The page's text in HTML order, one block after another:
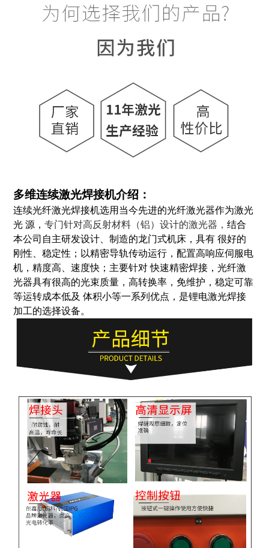
多维连续激光焊接机介绍：
连续光纤激光焊接机选用当今先进的光纤激光器作为激光
光 源，专门针对高反射材料（铝）设计的激光器，结合
本公司自主研发设计、制造的龙门式机床，具有 很好的
刚性、稳定性；以精密导轨传动运行，配置高响应伺服电
机，精度高、速度快；主要针对 快速精密焊接，光纤激
光器具有很高的光束质量，高转换率，免维护，稳定可靠
等运转成本低及 体积小等一系列优点，是锂电激光焊接
加工的选择设备。